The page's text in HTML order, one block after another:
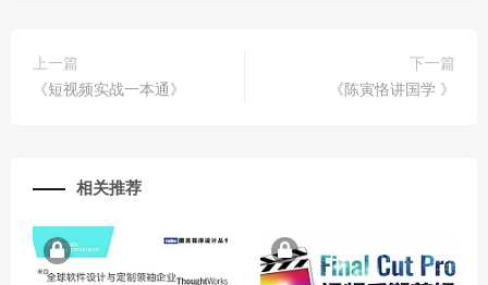
上一篇
《短视频实战一本通》
下一篇
《陈寅恪讲国学 》
相关推荐